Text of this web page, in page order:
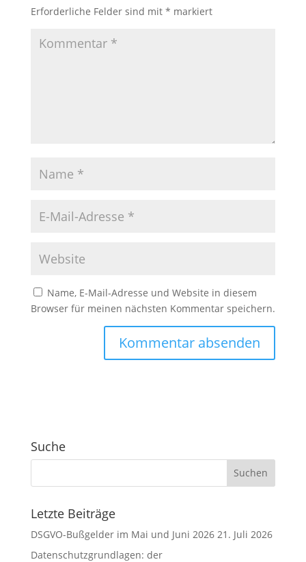
Erforderliche Felder sind mit * markiert
Name, E-Mail-Adresse und Website in diesem
Browser für meinen nächsten Kommentar speichern.
n
a
v
:
Suche
Letzte Beiträge
DSGVO-Bußgelder im Mai und Juni 2026 21. Juli 2026
Datenschutzgrundlagen: der